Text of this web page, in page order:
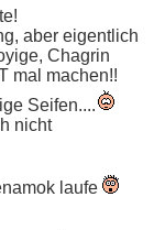
aber eigentlich
Chagrin
mal machen!!
Seifen....
nicht
laufe